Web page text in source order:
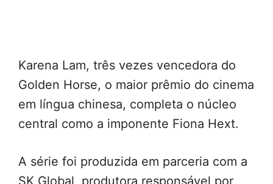
Karena Lam, três vezes vencedora do
Golden Horse, o maior prêmio do cinema
em língua chinesa, completa o núcleo
central como a imponente Fiona Hext.
A série foi produzida em parceria com a